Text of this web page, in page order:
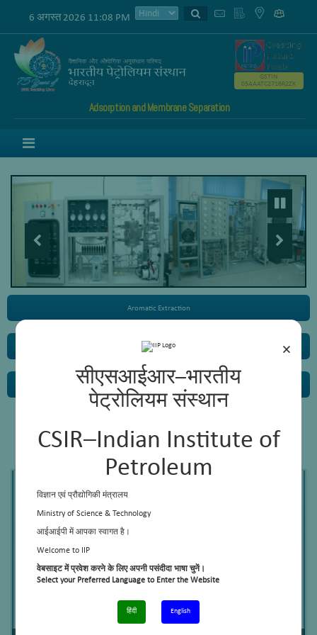
×
सीएसआईआर–भारतीय
पेट्रोलियम संस्थान
CSIR–Indian Institute of
Petroleum
विज्ञान एवं प्रौद्योगिकी मंत्रालय
Ministry of Science & Technology
आईआईपी में आपका स्वागत है।
Welcome to IIP
वेबसाइट में प्रवेश करने के लिए अपनी पसंदीदा भाषा चुनें।
Select your Preferred Language to Enter the Website
हिंदी English
6 अगस्त 2026 11:08 PM
Adsorption and Membrane Separation
GSTIN
05AAATC2716R2ZK
Aromatic Extraction
Lubex, Wax, Bitumen, De-asphalting and Carbon Materials
Modelling and Simulation
अनुसंधान की मुख्य विशेषताएं